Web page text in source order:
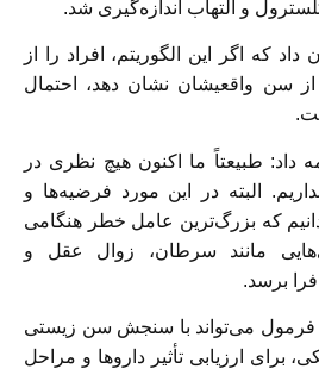
و التهاب اندازه‌گیری شد.
که اگر این الگوریتم، افراد را از
از سن واقعیشان نشان دهد، احتمال
داد: طبیعتاً ما اکنون هیچ نظری در
البته در این مورد فرضیه‌ها و
که بزرگ‌ترین عامل خطر هنگامی
مانند سرطان، زوال عقل و
برسد.
فرمول می‌تواند با سنجش سن زیستی
برای ارزیابی تأثیر دارو‌ها و مراحل